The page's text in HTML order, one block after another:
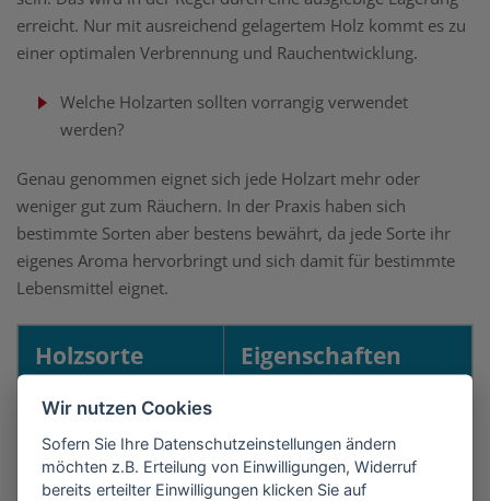
erreicht. Nur mit ausreichend gelagertem Holz kommt es zu
einer optimalen Verbrennung und Rauchentwicklung.
Welche Holzarten sollten vorrangig verwendet
werden?
Genau genommen eignet sich jede Holzart mehr oder
weniger gut zum Räuchern. In der Praxis haben sich
bestimmte Sorten aber bestens bewährt, da jede Sorte ihr
eigenes Aroma hervorbringt und sich damit für bestimmte
Lebensmittel eignet.
Holzsorte Eigenschaften
Die wohl bekannteste
und beliebteste Sorte
zum Räuchern
Wir nutzen Cookies
Sofern Sie Ihre Datenschutzeinstellungen ändern
möchten z.B. Erteilung von Einwilligungen, Widerruf
bereits erteilter Einwilligungen klicken Sie auf